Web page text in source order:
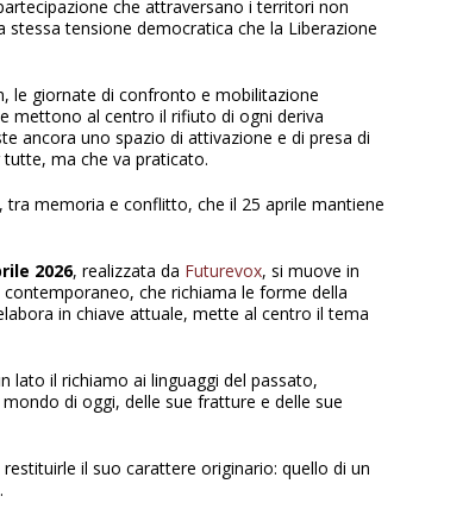
che attraversano i territori non
tensione democratica che la Liberazione
le giornate di confronto e mobilitazione
mettono al centro il rifiuto di ogni deriva
ancora uno spazio di attivazione e di presa di
ma che va praticato.
memoria e conflitto, che il 25 aprile mantiene
2026, realizzata da Futurevox, si muove in
che richiama le forme della
in chiave attuale, mette al centro il tema
lato il richiamo ai linguaggi del passato,
di oggi, delle sue fratture e delle sue
il suo carattere originario: quello di un